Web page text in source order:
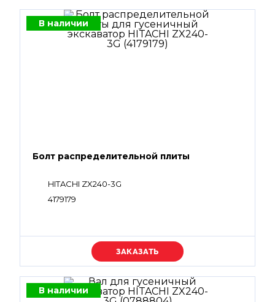
В наличии
Болт распределительной плиты
HITACHI ZX240-3G
4179179
Уточняйте цену
В наличии